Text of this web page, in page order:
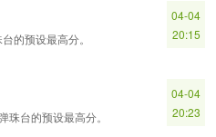
的预设最高分。
04-04
20:15
珠台的预设最高分。
04-04
20:23